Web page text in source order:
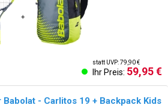
statt UVP: 79,90 €
Ihr Preis: 59,95 €
- Carlitos 19 + Backpack Kids